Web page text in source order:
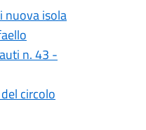
nuova isola
n. 43 -
circolo